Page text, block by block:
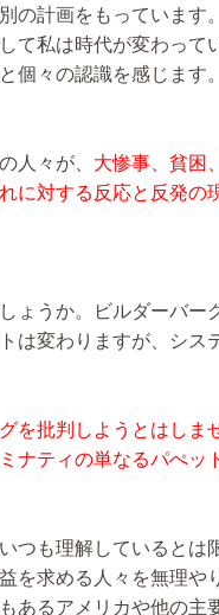
の計画をもっています
て私は時代が変わって
個々の認識を感じます
人々が、 大惨事、貧困
に対する反応と反発の
ょうか。ビルダーバー
は変わりますが、シス
を批判しようとはしま
ナティの単なるパぺッ
つも理解しているとは
を求める人々を無理や
あるアメリカや他の主